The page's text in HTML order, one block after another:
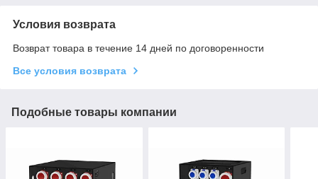
Условия возврата
Возврат товара в течение 14 дней по договоренности
Все условия возврата
Подобные товары компании